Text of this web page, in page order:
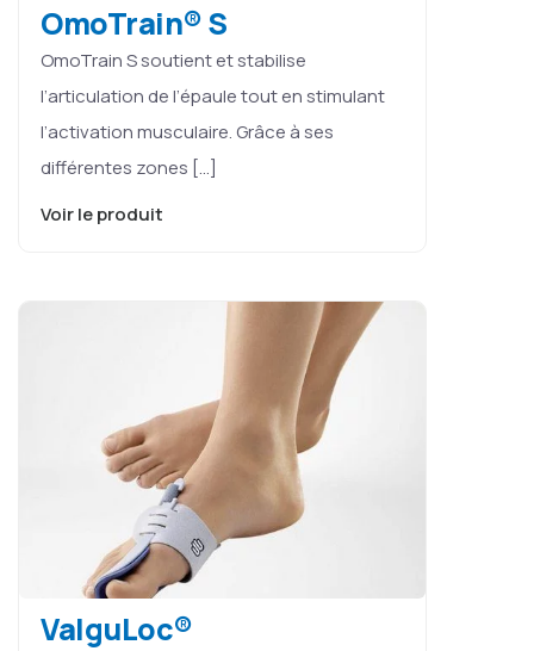
OmoTrain® S
OmoTrain S soutient et stabilise
l’articulation de l’épaule tout en stimulant
l’activation musculaire. Grâce à ses
différentes zones […]
Voir le produit
ValguLoc®